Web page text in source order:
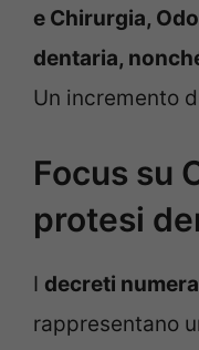
e Chirurgia,
dentaria,
Un incremento
Focus su
protesi
I decreti
rappresentano